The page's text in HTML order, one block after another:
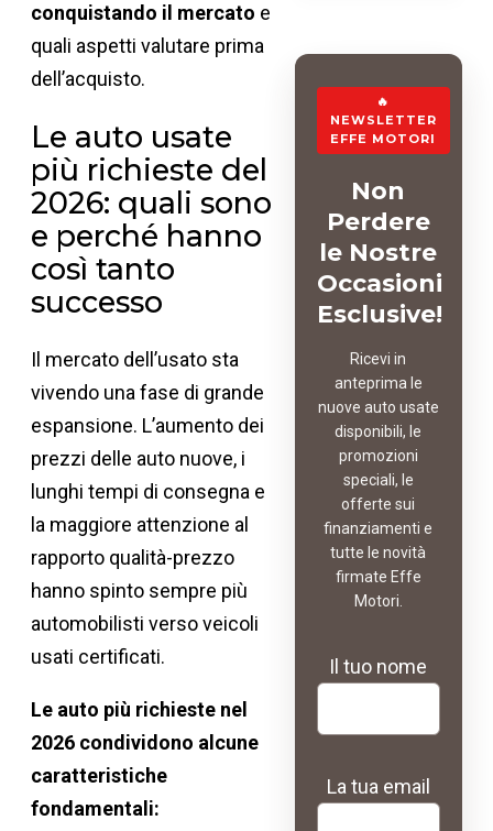
conquistando il mercato e
quali aspetti valutare prima
dell’acquisto.
Le auto usate
più richieste del
2026: quali sono
e perché hanno
così tanto
successo
Il mercato dell’usato sta
vivendo una fase di grande
espansione. L’aumento dei
prezzi delle auto nuove, i
lunghi tempi di consegna e
la maggiore attenzione al
rapporto qualità-prezzo
hanno spinto sempre più
automobilisti verso veicoli
usati certificati.
Le auto più richieste nel
2026 condividono alcune
caratteristiche
fondamentali:
🔥
NEWSLETTER
EFFE MOTORI
Non
Perdere
le Nostre
Occasioni
Esclusive!
Ricevi in
anteprima le
nuove auto usate
disponibili, le
promozioni
speciali, le
offerte sui
finanziamenti e
tutte le novità
firmate Effe
Motori.
Il tuo nome
La tua email